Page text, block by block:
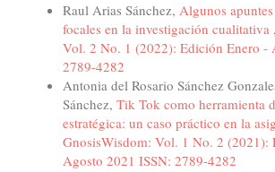
Raul Arias Sánchez, Algunos
focales en la investigación cualitativa ,
Vol. 2 No. 1 (2022): Edición Enero -
2789-4282
Antonia del Rosario Sánchez
Sánchez, Tik Tok como herramienta
estratégica: un caso práctico en la
GnosisWisdom: Vol. 1 No. 2 (2021):
Agosto 2021 ISSN: 2789-4282